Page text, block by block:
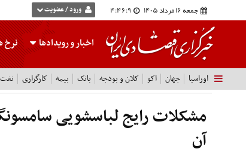
جمعه 16 مرداد 1405 4:46:10 ورود / عضویت
اخبار و رویدادها نرخ
اوراسیا جهان اکو کلان و بودجه بانک بیمه کارگزاری
مشکلات رایج لباسشویی‌
آن